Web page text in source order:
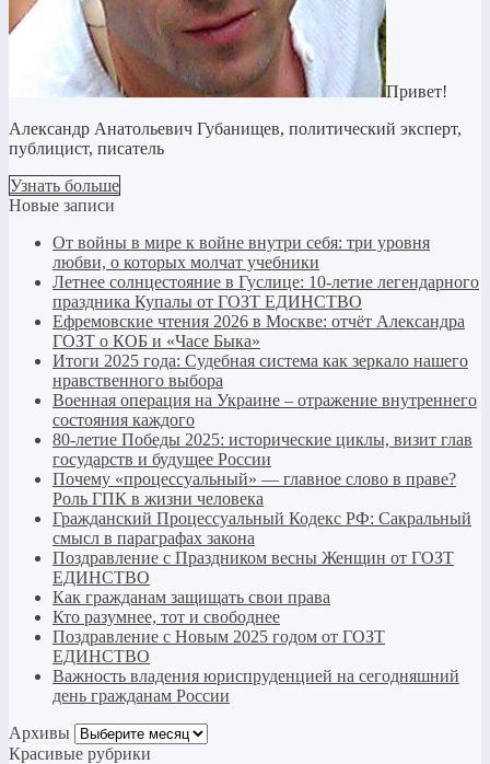
Привет!
Александр Анатольевич Губанищев, политический эксперт,
публицист, писатель
Узнать больше
Новые записи
От войны в мире к войне внутри себя: три уровня
любви, о которых молчат учебники
Летнее солнцестояние в Гуслице: 10-летие легендарного
праздника Купалы от ГОЗТ ЕДИНСТВО
Ефремовские чтения 2026 в Москве: отчёт Александра
ГОЗТ о КОБ и «Часе Быка»
Итоги 2025 года: Судебная система как зеркало нашего
нравственного выбора
Военная операция на Украине – отражение внутреннего
состояния каждого
80-летие Победы 2025: исторические циклы, визит глав
государств и будущее России
Почему «процессуальный» — главное слово в праве?
Роль ГПК в жизни человека
Гражданский Процессуальный Кодекс РФ: Сакральный
смысл в параграфах закона
Поздравление с Праздником весны Женщин от ГОЗТ
ЕДИНСТВО
Как гражданам защищать свои права
Кто разумнее, тот и свободнее
Поздравление с Новым 2025 годом от ГОЗТ
ЕДИНСТВО
Важность владения юриспруденцией на сегодняшний
день гражданам России
Архивы Архивы
Красивые рубрики